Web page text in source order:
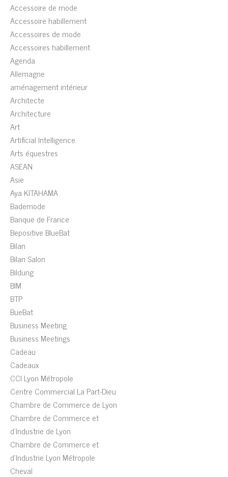
Accessoire de mode
Accessoire habillement
Accessoires de mode
Accessoires habillement
Agenda
Allemagne
aménagement intérieur
Architecte
Architecture
Art
Artificial Intelligence
Arts équestres
ASEAN
Asie
Aya KITAHAMA
Bademode
Banque de France
Bepositive BlueBat
Bilan
Bilan Salon
Bildung
BIM
BTP
BueBat
Business Meeting
Business Meetings
Cadeau
Cadeaux
CCI Lyon Métropole
Centre Commercial La Part-Dieu
Chambre de Commerce de Lyon
Chambre de Commerce et
d'Industrie de Lyon
Chambre de Commerce et
d'Industrie Lyon Métropole
Cheval